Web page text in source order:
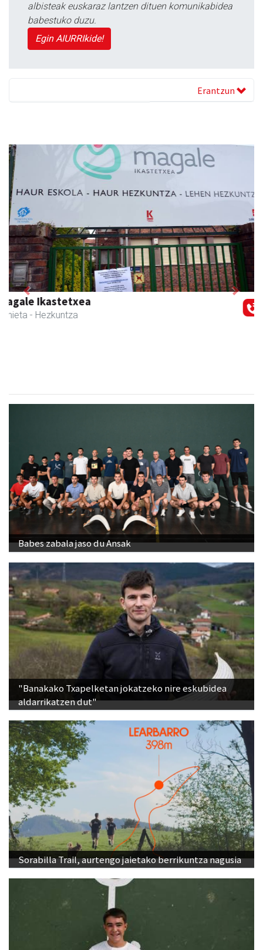
albisteak euskaraz lantzen dituen komunikabidea
babestuko duzu.
Egin AIURRIkide!
Erantzun
Previous Next
Babes zabala jaso du Ansak
"Banakako Txapelketan jokatzeko nire eskubidea
aldarrikatzen dut"
Sorabilla Trail, aurtengo jaietako berrikuntza nagusia